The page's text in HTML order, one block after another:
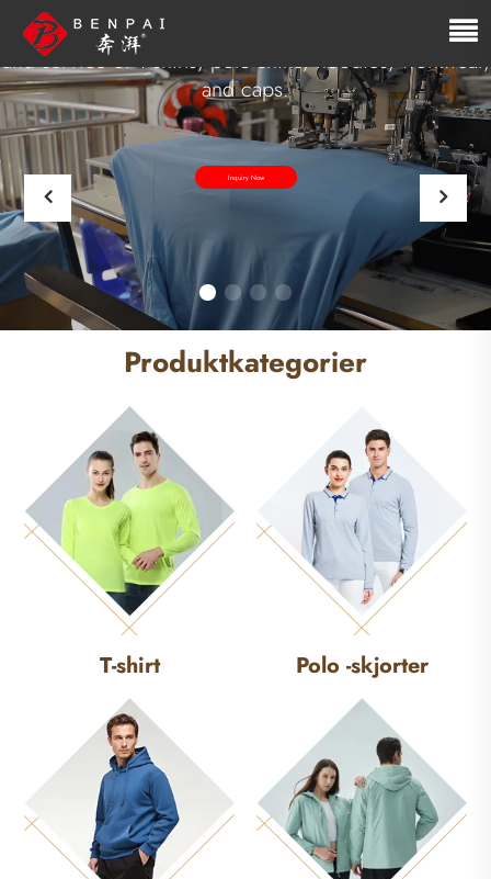
We are a manufacturer integrated with the R&D, sales,
and service of T-shirts, polo shirts, hoodies, workwear,
and caps.
Inquiry Now
Produktkategorier
T-shirt Polo -skjorter